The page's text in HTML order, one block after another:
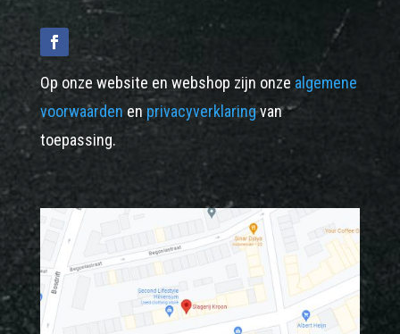
Op onze website en webshop zijn onze algemene
voorwaarden en privacyverklaringvan
toepassing.